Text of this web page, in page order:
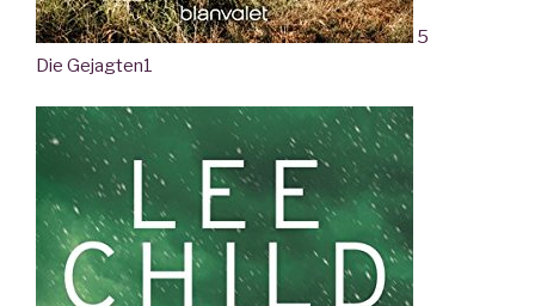
5
Die Gejagten1